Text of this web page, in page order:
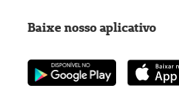
Baixe nosso aplicativo